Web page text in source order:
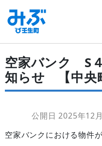
空家バンク S
知らせ 【中央
公開日 2025年12
空家バンクにおける物件